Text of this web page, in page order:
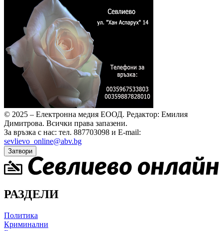
© 2025 – Електронна медия ЕООД. Редактор: Емилия
Димитрова. Всички права запазени.
За връзка с нас: тел. 887703098 и E-mail:
sevlievo_online@abv.bg
Затвори
РАЗДЕЛИ
Политика
Криминални